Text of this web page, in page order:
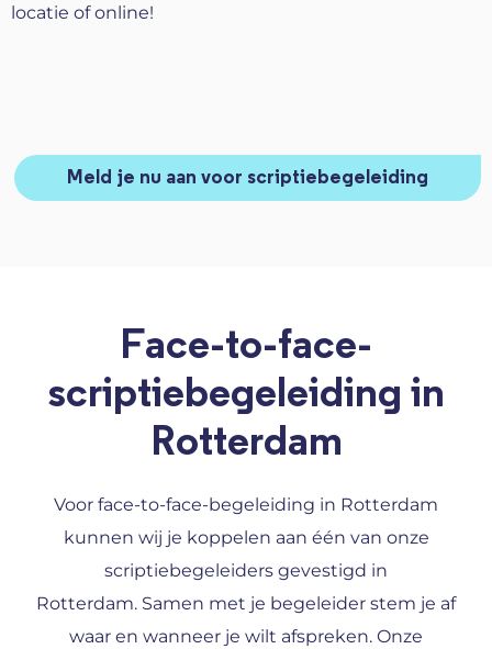
locatie of online!
Meld je nu aan voor scriptiebegeleiding
Face-to-face-
scriptiebegeleiding in
Rotterdam
Voor face-to-face-begeleiding in Rotterdam
kunnen wij je koppelen aan één van onze
scriptiebegeleiders gevestigd in
Rotterdam. Samen met je begeleider stem je af
waar en wanneer je wilt afspreken. Onze